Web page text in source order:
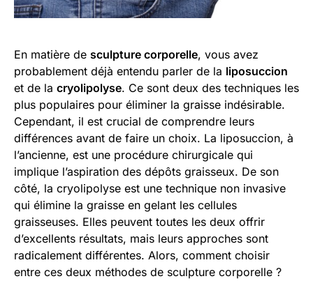
En matière de sculpture corporelle, vous avez
probablement déjà entendu parler de la liposuccion
et de la cryolipolyse. Ce sont deux des techniques les
plus populaires pour éliminer la graisse indésirable.
Cependant, il est crucial de comprendre leurs
différences avant de faire un choix. La liposuccion, à
l’ancienne, est une procédure chirurgicale qui
implique l’aspiration des dépôts graisseux. De son
côté, la cryolipolyse est une technique non invasive
qui élimine la graisse en gelant les cellules
graisseuses. Elles peuvent toutes les deux offrir
d’excellents résultats, mais leurs approches sont
radicalement différentes. Alors, comment choisir
entre ces deux méthodes de sculpture corporelle ?